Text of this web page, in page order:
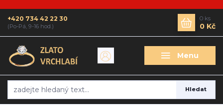
Menu
Hledat
+420 734 42 22 30
(Po-Pá, 9-16 hod.)
0 ks
0 Kč